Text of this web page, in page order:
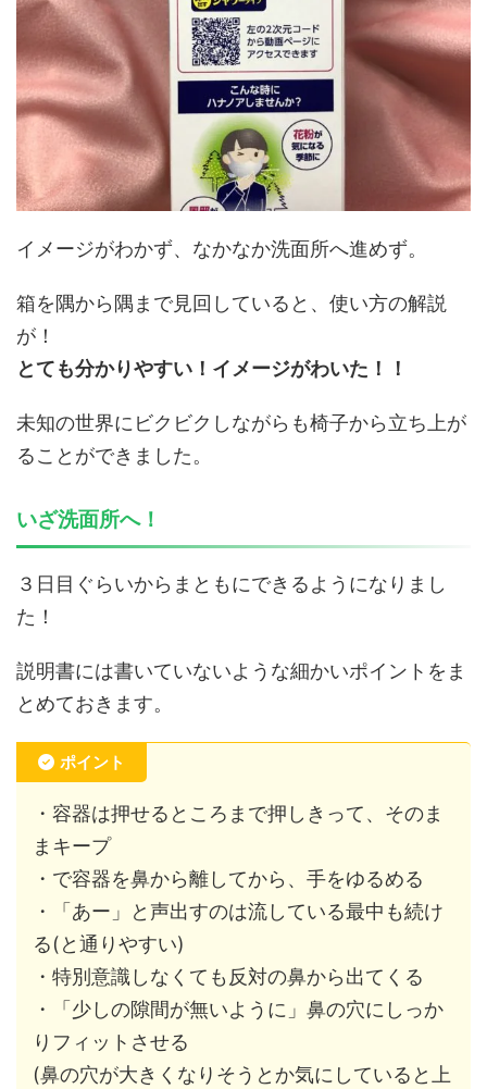
イメージがわかず、なかなか洗面所へ進めず。
箱を隅から隅まで見回していると、使い方の解説
が！
とても分かりやすい！イメージがわいた！！
未知の世界にビクビクしながらも椅子から立ち上が
ることができました。
いざ洗面所へ！
３日目ぐらいからまともにできるようになりまし
た！
説明書には書いていないような細かいポイントをま
とめておきます。
ポイント
・容器は押せるところまで押しきって、そのま
まキープ
・で容器を鼻から離してから、手をゆるめる
・「あー」と声出すのは流している最中も続け
る(と通りやすい)
・特別意識しなくても反対の鼻から出てくる
・「少しの隙間が無いように」鼻の穴にしっか
りフィットさせる
(鼻の穴が大きくなりそうとか気にしていると上